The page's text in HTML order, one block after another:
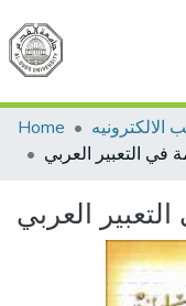
Home
في التعبير العربي
العربي